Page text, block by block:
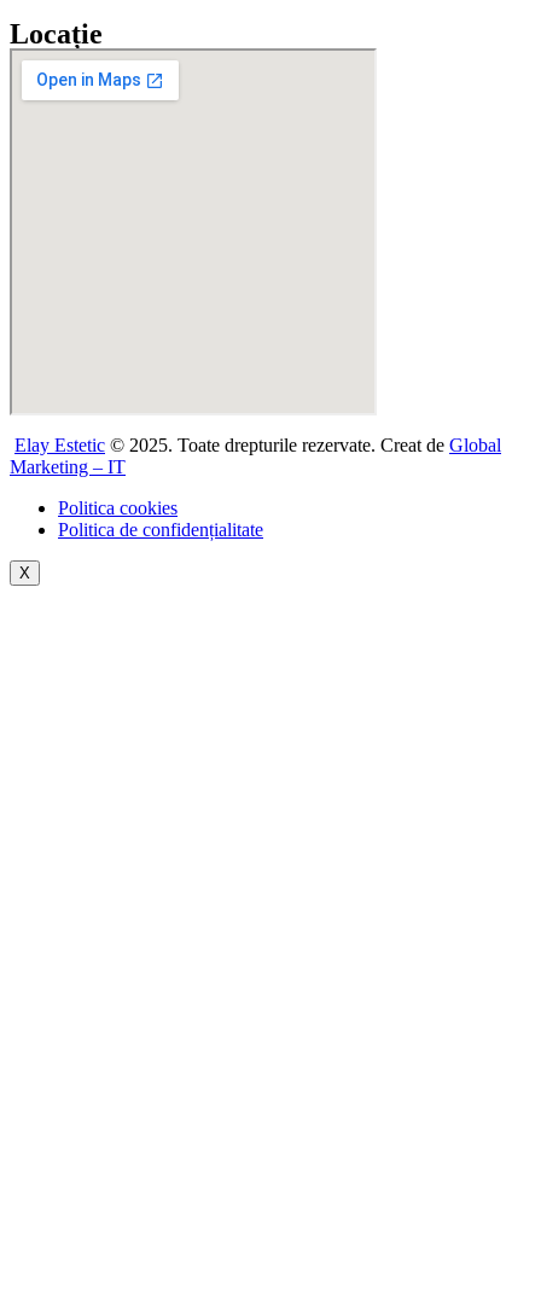
Locație
Elay Estetic © 2025. Toate drepturile rezervate. Creat de Global
Marketing – IT
Politica cookies
Politica de confidențialitate
X